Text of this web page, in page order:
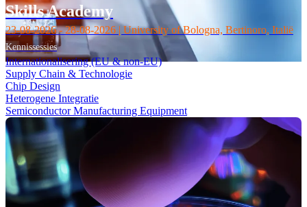
Skills Academy
23-08-2026 - 28-08-2026 | University of Bologna, Bertinoro, Italië
Kennissessies
Internationalisering (EU & non-EU)
Supply Chain & Technologie
Chip Design
Heterogene Integratie
Semiconductor Manufacturing Equipment